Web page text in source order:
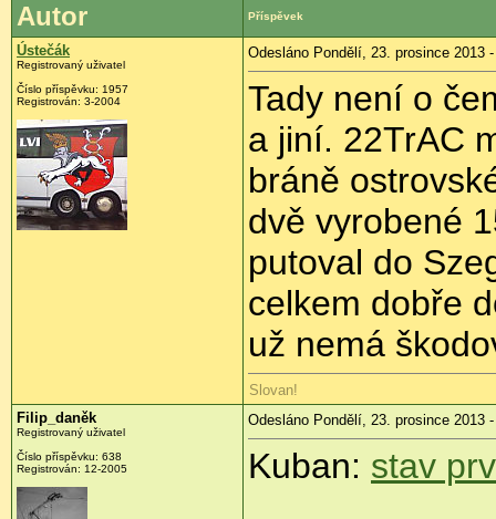
Autor Příspěvek
Ústečák
Registrovaný uživatel
Číslo příspěvku: 1957
Registrován: 3-2004
Odesláno Pondělí, 23. prosince 2013
Tady není o
a jiní. 22TrAC
bráně
dvě vyrobené
putoval do
celkem dobře
už nemá
Slovan!
Filip_daněk
Registrovaný uživatel
Číslo příspěvku: 638
Registrován: 12-2005
Odesláno Pondělí, 23. prosince 2013
Kuban: stav